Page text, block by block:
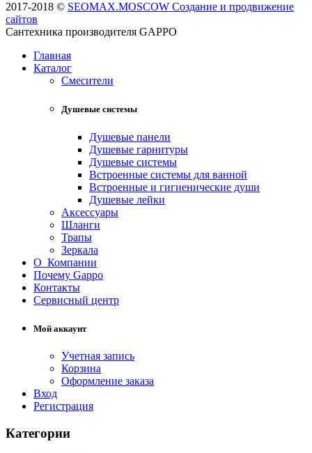
2017-2018 © SEOMAX.MOSCOW Создание и продвижение
сайтов
Сантехника производителя GAPPO
Главная
Каталог
Смесители
Душевые системы
Душевые панели
Душевые гарнитуры
Душевые системы
Встроенные системы для ванной
Встроенные и гигиенические души
Душевые лейки
Аксессуары
Шланги
Трапы
Зеркала
О Компании
Почему Gappo
Контакты
Сервисный центр
Мой аккаунт
Учетная запись
Корзина
Оформление заказа
Вход
Регистрация
Категории